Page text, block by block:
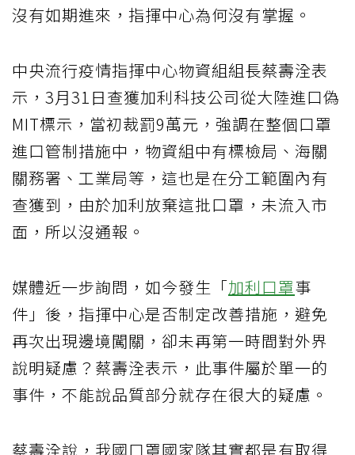
沒有如期進來，指揮中心為何沒有掌握。
中央流行疫情指揮中心物資組組長蔡壽洤表
示，3月31日查獲加利科技公司從大陸進口偽
MIT標示，當初裁罰9萬元，強調在整個口罩
進口管制措施中，物資組中有標檢局、海關
關務署、工業局等，這也是在分工範圍內有
查獲到，由於加利放棄這批口罩，未流入市
面，所以沒通報。
媒體近一步詢問，如今發生「加利口罩事
件」後，指揮中心是否制定改善措施，避免
再次出現邊境闖關，卻未再第一時間對外界
說明疑慮？蔡壽洤表示，此事件屬於單一的
事件，不能說品質部分就存在很大的疑慮。
蔡壽洤說，我國口罩國家隊其實都是有取得